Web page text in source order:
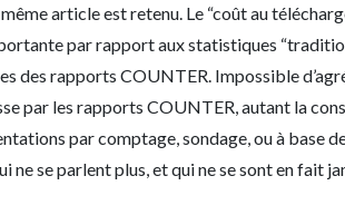
article est retenu. Le “coût au
par rapport aux statistiques
des rapports COUNTER. Impossible
par les rapports COUNTER, autant la
par comptage, sondage, ou à base
ne se parlent plus, et qui ne se sont en fait